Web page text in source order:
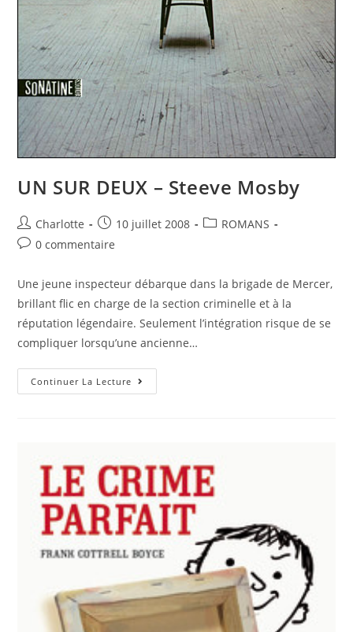
UN SUR DEUX – Steeve Mosby
Charlotte 10 juillet 2008
ROMANS
0 commentaire
Une jeune inspecteur débarque dans la brigade de Mercer,
brillant flic en charge de la section criminelle et à la
réputation légendaire. Seulement l’intégration risque de se
compliquer lorsqu’une ancienne…
Continuer La Lecture